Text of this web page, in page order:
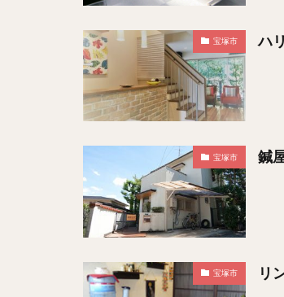
宝塚市 ハ
宝塚市 鍼
宝塚市 リ